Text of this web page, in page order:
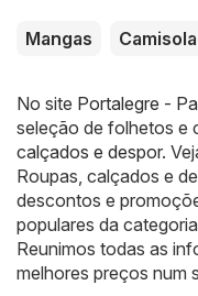
Mangas Camisola
No site Portalegre -
seleção de folhetos e
calçados e despor.
Roupas, calçados e
descontos e
populares da
Reunimos todas as
melhores preços num